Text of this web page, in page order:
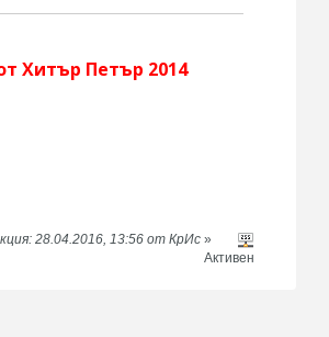
Хитър Петър 2014
28.04.2016, 13:56 от КрИс »
Активен